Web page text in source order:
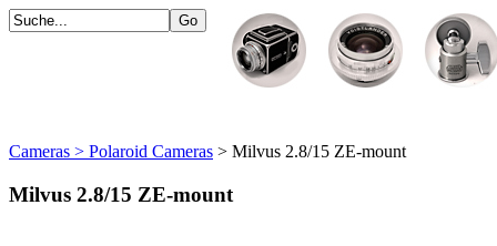
Cameras > Polaroid Cameras > Milvus 2.8/15 ZE-mount
Milvus 2.8/15 ZE-mount